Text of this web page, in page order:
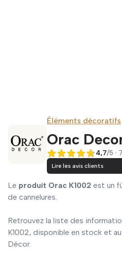
Éléments décoratifs
Orac
4,7 sur 5
4,7/5 ·
Lire les avis clients
Le produit Orac K1002 est un
de cannelures.
Retrouvez la liste des
K1002, disponible en stock et
Décor.